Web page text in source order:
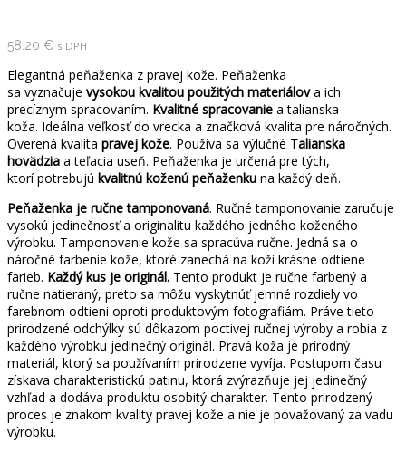
58.20 € s DPH
Elegantná peňaženka z pravej kože. Peňaženka
sa vyznačuje vysokou kvalitou použitých materiálova ich
precíznym spracovaním. Kvalitné spracovanie a talianska
koža. Ideálna veľkosť do vrecka a značková kvalita pre náročných.
Overená kvalita pravej kože. Používa sa výlučné Talianska
hovädzia a teľacia useň. Peňaženka je určená pre tých,
ktorí potrebujú kvalitnú koženú peňaženku na každý deň.
Peňaženka je ručne tamponovaná. Ručné tamponovanie zaručuje
vysokú jedinečnosť a originalitu každého jedného koženého
výrobku. Tamponovanie kože sa spracúva ručne. Jedná sa o
náročné farbenie kože, ktoré zanechá na koži krásne odtiene
farieb. Každý kus je originál. Tento produkt je ručne farbený a
ručne natieraný, preto sa môžu vyskytnúť jemné rozdiely vo
farebnom odtieni oproti produktovým fotografiám. Práve tieto
prirodzené odchýlky sú dôkazom poctivej ručnej výroby a robia z
každého výrobku jedinečný originál. Pravá koža je prírodný
materiál, ktorý sa používaním prirodzene vyvíja. Postupom času
získava charakteristickú patinu, ktorá zvýrazňuje jej jedinečný
vzhľad a dodáva produktu osobitý charakter. Tento prirodzený
proces je znakom kvality pravej kože a nie je považovaný za vadu
výrobku.